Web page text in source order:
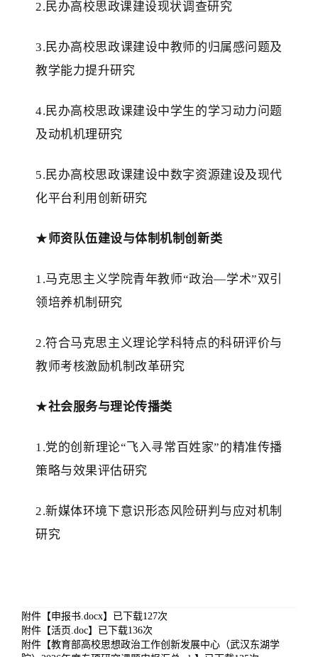
2.民办高校思政课建设现状调查研究
3.民办高校思政课建设中教师的归属感问题及
教学能力提升研究
4.民办高校思政课建设中学生的学习动力问题
及动机机理研究
5.民办高校思政课建设中数字资源建设及现代
化平台利用创新研究
★师资队伍建设与体制机制创新类
1.马克思主义学院青年教师“政治—学术”双引
领培养机制研究
2.符合马克思主义理论学科特点的科研评价与
教师考核激励机制改革研究
★社会服务与理论传播类
1.党的创新理论“飞入寻常百姓家”的精准传播
策略与效果评估研究
2.新媒体环境下意识形态风险研判与应对机制
研究
附件【 申报书.docx】已下载127次
附件【活页.doc】已下载136次
附件【教育部高校思想政治工作创新发展中心（武汉东湖学